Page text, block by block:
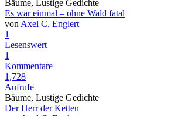
Bäume, Lustige Gedichte
Es war einmal – ohne Wald fatal
von Axel C. Englert
1
Lesenswert
1
Kommentare
1,728
Aufrufe
Bäume, Lustige Gedichte
Der Herr der Ketten